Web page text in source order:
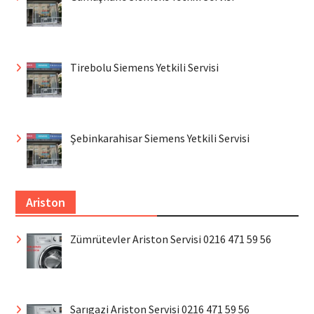
Tirebolu Siemens Yetkili Servisi
Şebinkarahisar Siemens Yetkili Servisi
Ariston
Zümrütevler Ariston Servisi 0216 471 59 56
Sarıgazi Ariston Servisi 0216 471 59 56